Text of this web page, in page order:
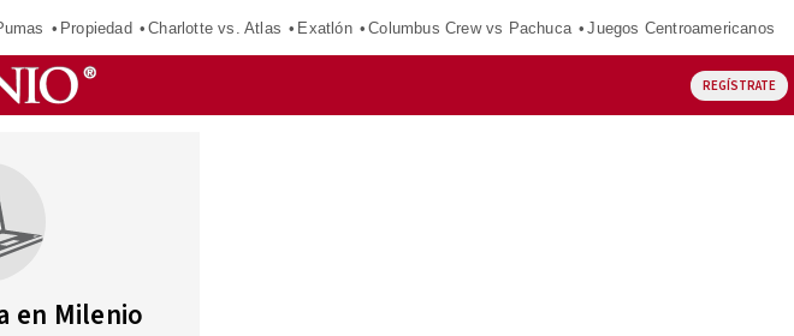
Propiedad Charlotte vs. Atlas Exatlón Columbus Crew vs Pachuca Juegos Centroamericanos
REGÍSTRATE
en Milenio